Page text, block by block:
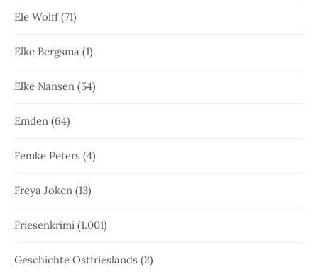
Ele Wolff(71)
Elke Bergsma (1)
Elke Nansen (54)
Emden (64)
Femke Peters (4)
Freya Joken (13)
Friesenkrimi (1.001)
Geschichte Ostfrieslands (2)